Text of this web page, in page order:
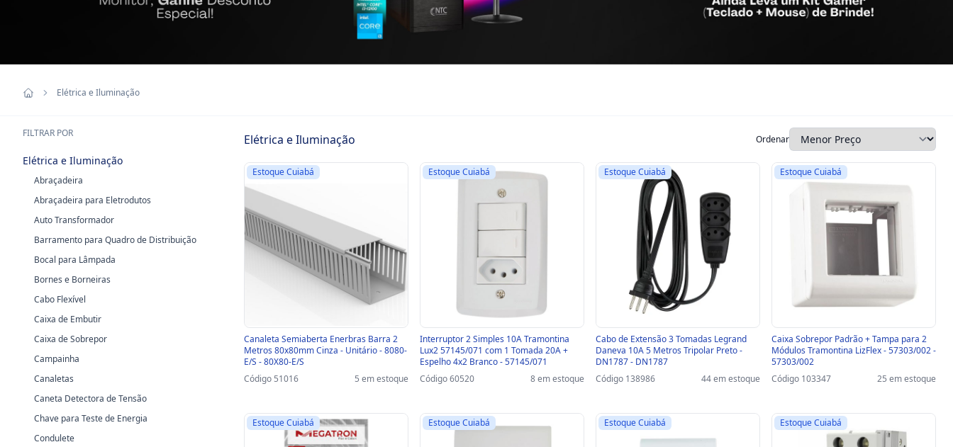
Elétrica e Iluminação
FILTRAR POR Elétrica e Iluminação Ordenar
Elétrica e Iluminação
Abraçadeira
Abraçadeira para Eletrodutos
Auto Transformador
Barramento para Quadro de Distribuição
Bocal para Lâmpada
Bornes e Borneiras
Cabo Flexível
Caixa de Embutir
Caixa de Sobrepor
Campainha
Canaletas
Caneta Detectora de Tensão
Chave para Teste de Energia
Condulete
Estoque Cuiabá
Canaleta Semiaberta Enerbras Barra 2
Metros 80x80mm Cinza - Unitário - 8080-
E/S - 80X80-E/S
Código 51016
5 em estoque
Estoque Cuiabá
Interruptor 2 Simples 10A Tramontina
Lux2 57145/071 com 1 Tomada 20A +
Espelho 4x2 Branco - 57145/071
Código 60520
8 em estoque
Estoque Cuiabá
Cabo de Extensão 3 Tomadas Legrand
Daneva 10A 5 Metros Tripolar Preto -
DN1787 - DN1787
Código 138986
44 em estoque
Estoque Cuiabá
Caixa Sobrepor Padrão + Tampa para 2
Módulos Tramontina LizFlex - 57303/002 -
57303/002
Código 103347
25 em estoque
Estoque Cuiabá Estoque Cuiabá Estoque Cuiabá Estoque Cuiabá